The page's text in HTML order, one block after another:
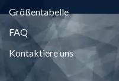
Größentabelle
FAQ
Kontaktiere uns